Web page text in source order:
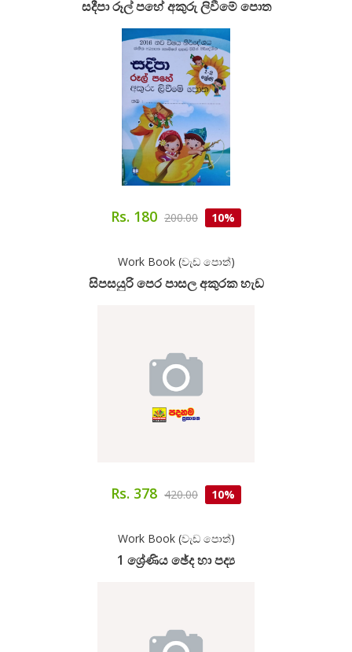
සදීපා රූල් පහේ අකුරු ලිවීමේ පොත
Rs. 180 200.00 10%
Work Book (වැඩ පොත්)
සිපසයුරි පෙර පාසල අකුරක හැඩ
Rs. 378 420.00 10%
Work Book (වැඩ පොත්)
1 ශ්‍රේණිය ඡේද හා පද්‍ය